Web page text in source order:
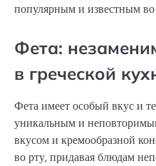
популярным и известным
Фета:
в греческой
Фета имеет особый вкус и
уникальным и
вкусом и кремообразной
во рту, придавая блюдам